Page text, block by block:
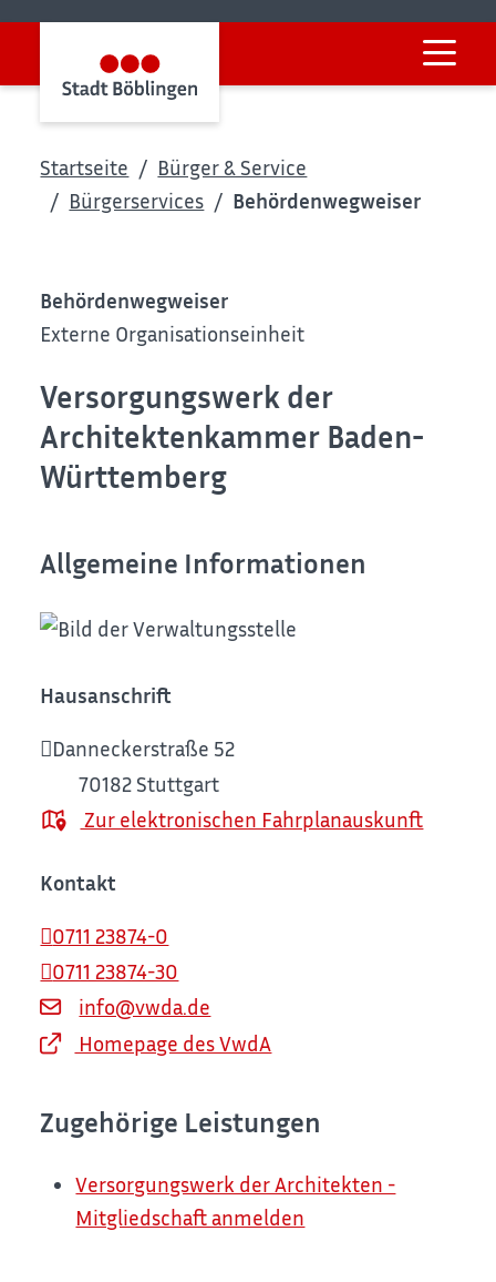
Startseite
Bürger & Service
Bürgerservices
Behördenwegweiser
Behördenwegweiser
Externe Organisationseinheit
Versorgungswerk der
Architektenkammer Baden-
Württemberg
Allgemeine Informationen
Hausanschrift
Danneckerstraße 52
70182 Stuttgart
Zur elektronischen Fahrplanauskunft
Kontakt
0711 23874-0
0711 23874-30
info@vwda.de
Homepage des VwdA
Zugehörige Leistungen
Versorgungswerk der Architekten -
Mitgliedschaft anmelden